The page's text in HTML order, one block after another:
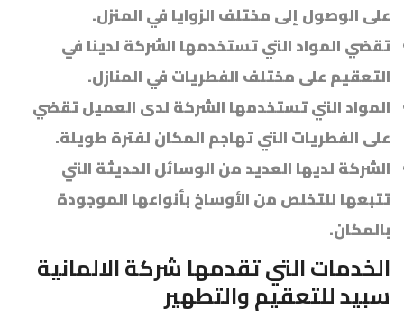
على الوصول إلى مختلف الزوايا في المنزل.
تقضي المواد التي تستخدمها الشركة لدينا في
التعقيم على مختلف الفطريات في المنازل.
المواد التي تستخدمها الشركة لدى العميل تقضي
على الفطريات التي تهاجم المكان لفترة طويلة.
الشركة لديها العديد من الوسائل الحديثة التي
تتبعها للتخلص من الأوساخ بأنواعها الموجودة
بالمكان.
الخدمات التي تقدمها شركة الالمانية
سبيد للتعقيم والتطهير